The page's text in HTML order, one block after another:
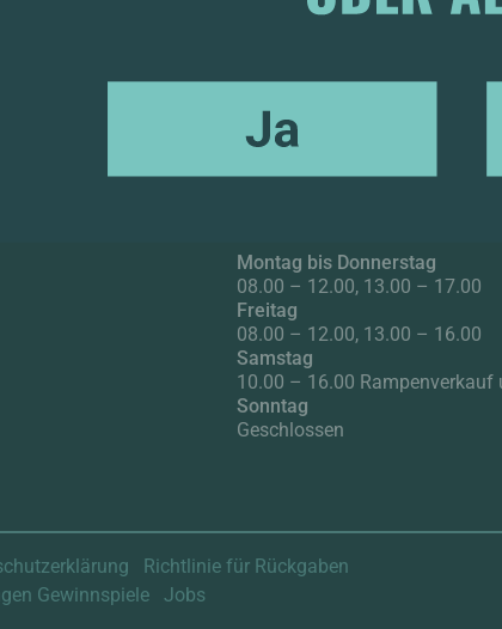
Montag bis Donnerstag
08.00 – 12.00, 13.00 – 17.00
Freitag
08.00 – 12.00, 13.00 – 16.00
Samstag
10.00 – 16.00 Rampenverkauf
Sonntag
Geschlossen
Richtlinie für Rückgaben
Gewinnspiele
Jobs
DU 18 JAHRE ALT ODER